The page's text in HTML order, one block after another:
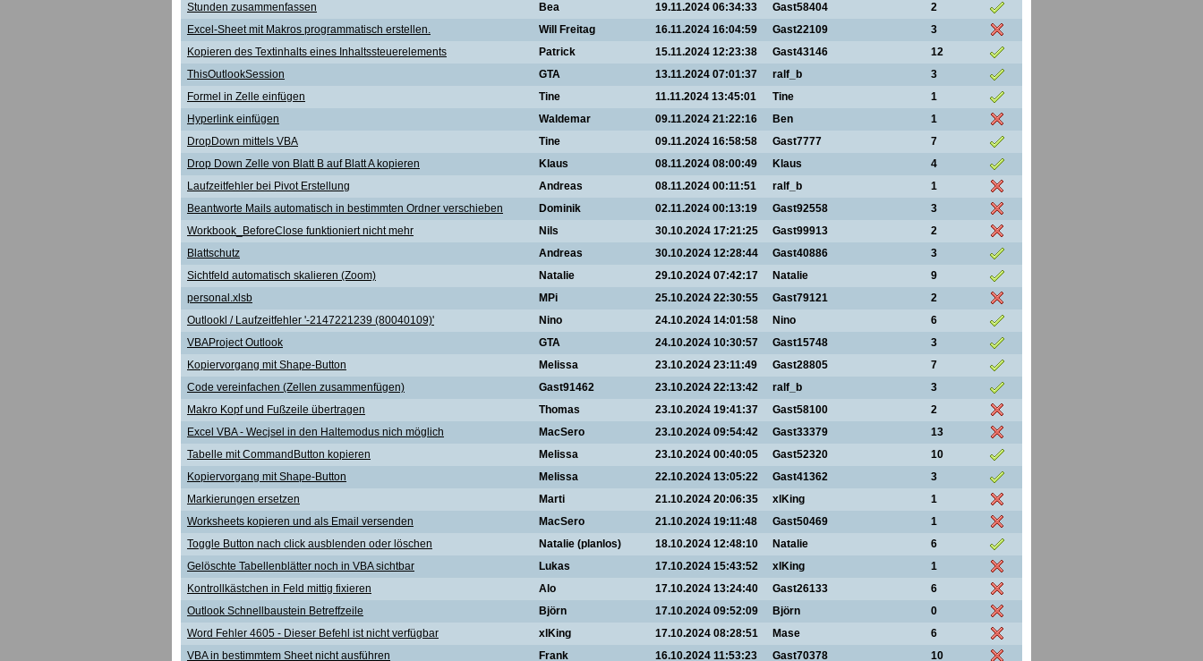
Stunden zusammenfassen
Bea 19.11.2024 06:34:33 Gast58404
2
Excel-Sheet mit Makros programmatisch erstellen.
Will Freitag 16.11.2024 16:04:59 Gast22109
3
Kopieren des Textinhalts eines Inhaltssteuerelements
Patrick 15.11.2024 12:23:38 Gast43146
12
ThisOutlookSession
GTA 13.11.2024 07:01:37 ralf_b
3
Formel in Zelle einfügen
Tine 11.11.2024 13:45:01 Tine
1
Hyperlink einfügen
Waldemar 09.11.2024 21:22:16 Ben
1
DropDown mittels VBA
Tine 09.11.2024 16:58:58 Gast7777
7
Drop Down Zelle von Blatt B auf Blatt A kopieren
Klaus 08.11.2024 08:00:49 Klaus
4
Laufzeitfehler bei Pivot Erstellung
Andreas 08.11.2024 00:11:51 ralf_b
1
Beantworte Mails automatisch in bestimmten Ordner verschieben
Dominik 02.11.2024 00:13:19 Gast92558
3
Workbook_BeforeClose funktioniert nicht mehr
Nils 30.10.2024 17:21:25 Gast99913
2
Blattschutz
Andreas 30.10.2024 12:28:44 Gast40886
3
Sichtfeld automatisch skalieren (Zoom)
Natalie 29.10.2024 07:42:17 Natalie
9
personal.xlsb
MPi 25.10.2024 22:30:55 Gast79121
2
Outlookl / Laufzeitfehler '-2147221239 (80040109)'
Nino 24.10.2024 14:01:58 Nino
6
VBAProject Outlook
GTA 24.10.2024 10:30:57 Gast15748
3
Kopiervorgang mit Shape-Button
Melissa 23.10.2024 23:11:49 Gast28805
7
Code vereinfachen (Zellen zusammenfügen)
Gast91462 23.10.2024 22:13:42 ralf_b
3
Makro Kopf und Fußzeile übertragen
Thomas 23.10.2024 19:41:37 Gast58100
2
Excel VBA - Wecjsel in den Haltemodus nich möglich
MacSero 23.10.2024 09:54:42 Gast33379
13
Tabelle mit CommandButton kopieren
Melissa 23.10.2024 00:40:05 Gast52320
10
Kopiervorgang mit Shape-Button
Melissa 22.10.2024 13:05:22 Gast41362
3
Markierungen ersetzen
Marti 21.10.2024 20:06:35 xlKing
1
Worksheets kopieren und als Email versenden
MacSero 21.10.2024 19:11:48 Gast50469
1
Toggle Button nach click ausblenden oder löschen
Natalie (planlos) 18.10.2024 12:48:10 Natalie
6
Gelöschte Tabellenblätter noch in VBA sichtbar
Lukas 17.10.2024 15:43:52 xlKing
1
Kontrollkästchen in Feld mittig fixieren
Alo 17.10.2024 13:24:40 Gast26133
6
Outlook Schnellbaustein Betreffzeile
Björn 17.10.2024 09:52:09 Björn
0
Word Fehler 4605 - Dieser Befehl ist nicht verfügbar
xlKing 17.10.2024 08:28:51 Mase
6
VBA in bestimmtem Sheet nicht ausführen
Frank 16.10.2024 11:53:23 Gast70378 10